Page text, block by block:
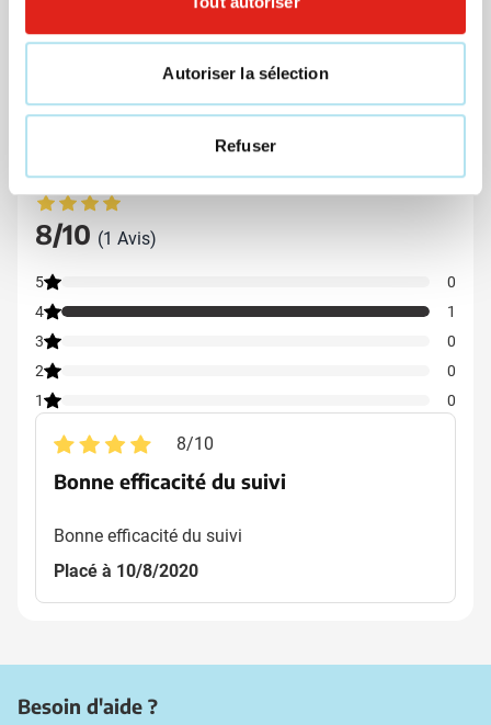
Autoriser la sélection
Refuser
37,43 Visonner
Note moyenne : 8 sur 10
8/10 (1 Avis)
5
0
4
1
3
0
2
0
1
0
8/10
Bonne efficacité du suivi
Bonne efficacité du suivi
Placé à 10/8/2020
Besoin d'aide ?